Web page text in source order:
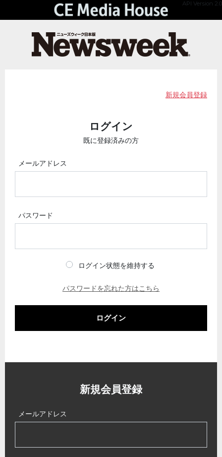
API Version 2.0
新規会員登録
ログイン
既に登録済みの方
メールアドレス
パスワード
ログイン状態を維持する
パスワードを忘れた方はこちら
ログイン
新規会員登録
メールアドレス